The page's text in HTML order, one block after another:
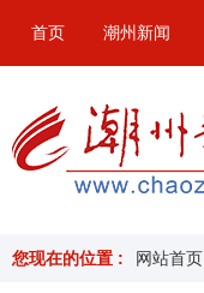
首页 潮州新闻
您现在的位置 : 网站首页